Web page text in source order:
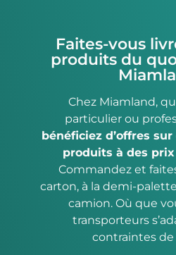
Faites-vous
produits du
Chez Miamland,
particulier ou
bénéficiez d’offres
produits à des
Commandez et
carton, à la demi-
camion. Où que
transporteurs
contraintes de